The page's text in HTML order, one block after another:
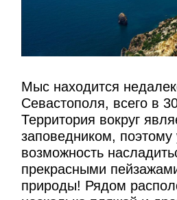
Мыс находится
Севастополя, всего в
Территория вокруг
заповедником, поэтому
возможность
прекрасными
природы! Рядом